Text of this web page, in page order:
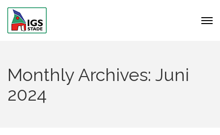
Monthly Archives: Juni
2024